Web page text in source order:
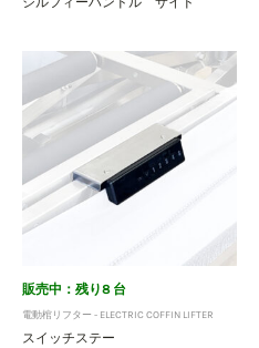
販売中：残り8 台
電動棺リフター - ELECTRIC COFFIN LIFTER
スイッチステー